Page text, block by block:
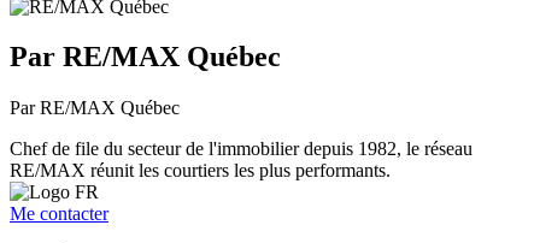
Par RE/MAX Québec
Par RE/MAX Québec
Chef de file du secteur de l'immobilier depuis 1982, le réseau
RE/MAX réunit les courtiers les plus performants.
Me contacter